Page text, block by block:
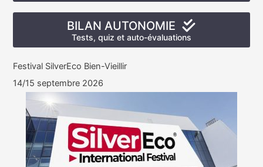
BILAN AUTONOMIE
Tests, quiz et auto-évaluations
Festival SilverEco Bien-Vieillir
14/15 septembre 2026